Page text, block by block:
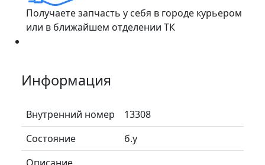
Получаете запчасть у себя в городе курьером
или в ближайшем отделении ТК
Информация
Внутренний номер
13308
Состояние
б.у